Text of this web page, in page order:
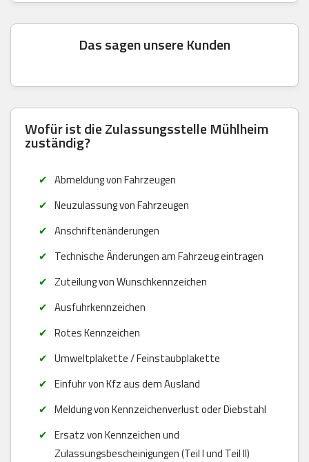
Das sagen unsere Kunden
Wofür ist die Zulassungsstelle Mühlheim
zuständig?
Abmeldung von Fahrzeugen
Neuzulassung von Fahrzeugen
Anschriftenänderungen
Technische Änderungen am Fahrzeug eintragen
Zuteilung von Wunschkennzeichen
Ausfuhrkennzeichen
Rotes Kennzeichen
Umweltplakette / Feinstaubplakette
Einfuhr von Kfz aus dem Ausland
Meldung von Kennzeichenverlust oder Diebstahl
Ersatz von Kennzeichen und
Zulassungsbescheinigungen (Teil I und Teil II)